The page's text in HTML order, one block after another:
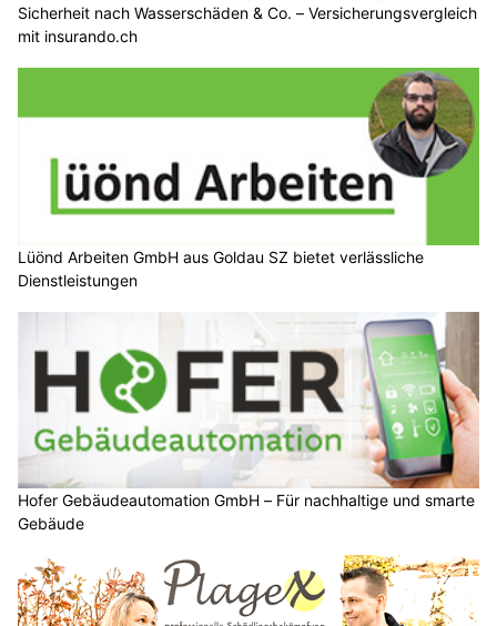
Sicherheit nach Wasserschäden & Co. – Versicherungsvergleich
mit insurando.ch
Lüönd Arbeiten GmbH aus Goldau SZ bietet verlässliche
Dienstleistungen
Hofer Gebäudeautomation GmbH – Für nachhaltige und smarte
Gebäude